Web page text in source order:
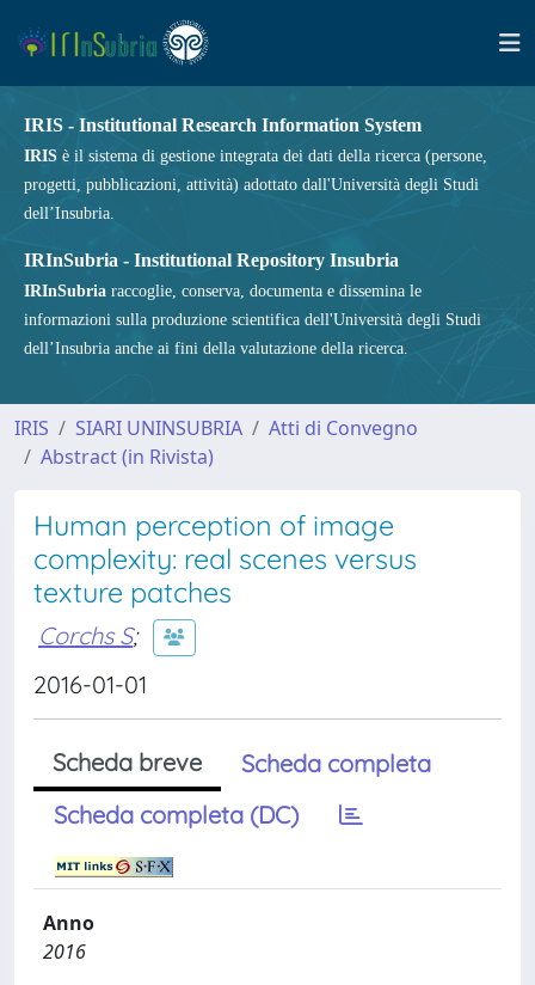
IRIS - Institutional Research Information System
IRIS è il sistema di gestione integrata dei dati della ricerca (persone,
progetti, pubblicazioni, attività) adottato dall'Università degli Studi
dell’Insubria.
IRInSubria - Institutional Repository Insubria
IRInSubria raccoglie, conserva, documenta e dissemina le
informazioni sulla produzione scientifica dell'Università degli Studi
dell’Insubria anche ai fini della valutazione della ricerca.
IRIS SIARI UNINSUBRIA
Atti di Convegno
Abstract (in Rivista)
Human perception of image
complexity: real scenes versus
texture patches
Corchs S;
2016-01-01
Scheda breve
Scheda completa
Scheda completa (DC)
Anno
2016